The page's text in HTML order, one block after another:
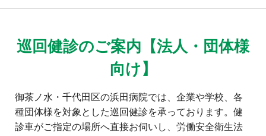
巡回健診のご案内【法人・団体様
向け】
御茶ノ水・千代田区の浜田病院では、企業や学校、各
種団体様を対象とした巡回健診を承っております。健
診車がご指定の場所へ直接お伺いし、労働安全衛生法